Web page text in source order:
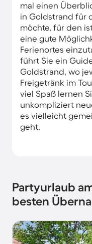
mal einen
in Goldstrand für
möchte, für den
eine gute
Ferienortes
führt Sie ein
Goldstrand, wo
Freigetränk im
viel Spaß lernen
unkompliziert
es vielleicht
geht.
Partyurlaub
besten